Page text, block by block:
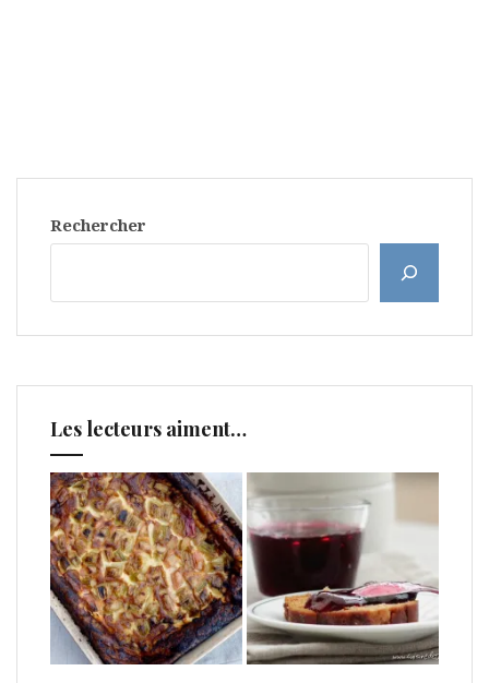
Rechercher
Les lecteurs aiment…